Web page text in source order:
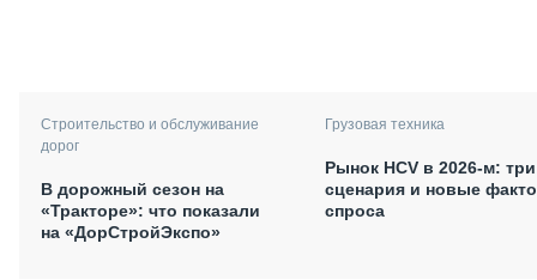
Строительство и обслуживание
дорог
В дорожный сезон на
«Тракторе»: что показали
на «ДорСтройЭкспо»
Грузовая техника
Рынок HCV в 2026-м: три
сценария и новые
спроса